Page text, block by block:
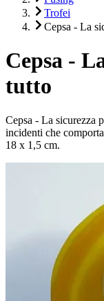
Trofei
Cepsa - La
Cepsa -
tutto
Cepsa - La sicurezza
incidenti che
18 x 1,5 cm.